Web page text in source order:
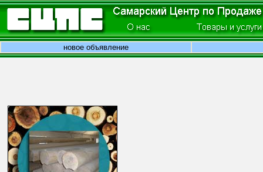
новое объявление